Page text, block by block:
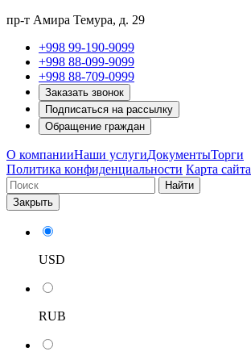
пр-т Амира Темура, д. 29
+998 99-190-9099
+998 88-099-9099
+998 88-709-0999
Заказать звонок
Подписаться на рассылку
Обращение граждан
О компанииНаши услугиДокументыТорги
Политика конфиденциальности Карта сайта
Найти
Закрыть
USD
RUB